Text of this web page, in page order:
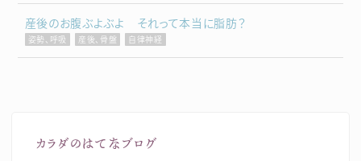
産後のお腹ぶよぶよ それって本当に脂肪？
姿勢、呼吸 産後、骨盤 自律神経
カラダのはてなブログ